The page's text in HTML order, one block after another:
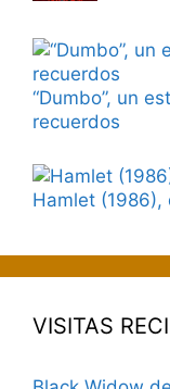
“Dumbo”, un
recuerdos
Hamlet (1986),
VISITAS